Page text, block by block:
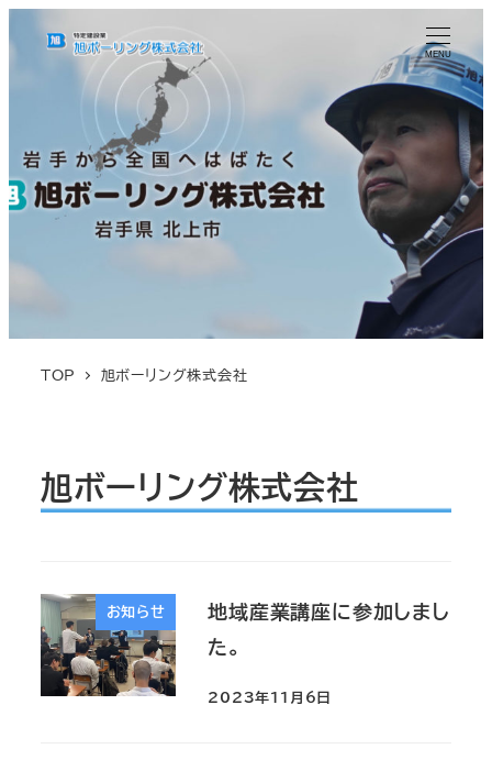
MENU
TOP 旭ボーリング株式会社
旭ボーリング株式会社
お知らせ
地域産業講座に参加しまし
た。
2023年11月6日